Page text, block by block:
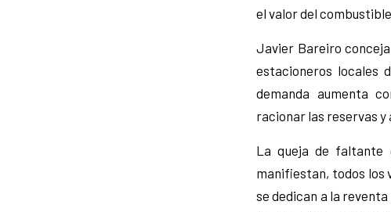
el valor del
Javier Bareiro
estacioneros locales
demanda aumenta
racionar las reservas y
La queja de faltante
manifiestan, todos los
se dedican a la